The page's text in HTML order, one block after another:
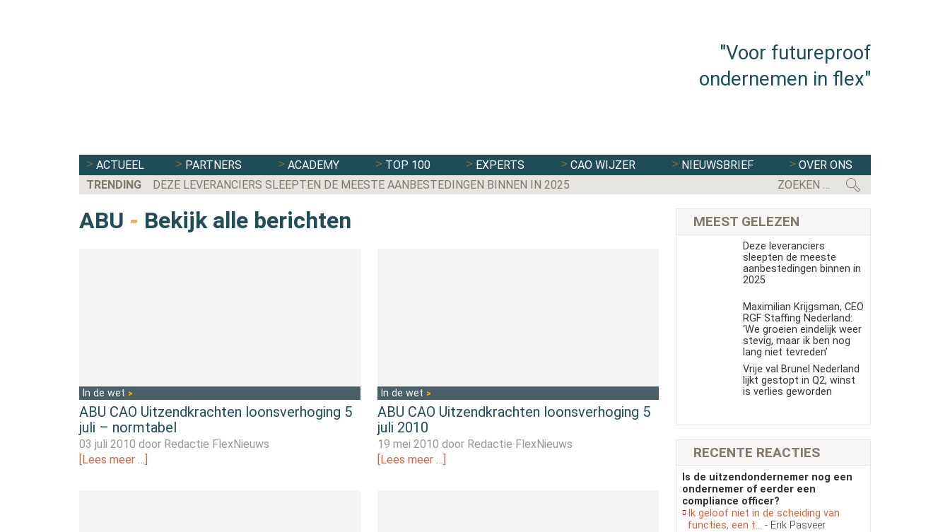
"Voor futureproof
ondernemen in flex"
ACTUEEL PARTNERS ACADEMY TOP 100 EXPERTS CAO WIJZER NIEUWSBRIEF
OVER ONS
TRENDING
DEZE LEVERANCIERS SLEEPTEN DE MEESTE AANBESTEDINGEN BINNEN IN 2025 FLEXBRANCHE WACHT
ABU - Bekijk alle berichten
In de wet
ABU CAO Uitzendkrachten loonsverhoging 5
juli – normtabel
03 juli 2010 door Redactie FlexNieuws
[Lees meer …]
In de wet
ABU CAO Uitzendkrachten loonsverhoging 5
juli 2010
19 mei 2010 door Redactie FlexNieuws
[Lees meer …]
MEEST GELEZEN
Deze leveranciers
sleepten de meeste
aanbestedingen binnen in
2025
Maximilian Krijgsman, CEO
RGF Staffing Nederland:
‘We groeien eindelijk weer
stevig, maar ik ben nog
lang niet tevreden’
Vrije val Brunel Nederland
lijkt gestopt in Q2, winst
is verlies geworden
RECENTE REACTIES
Is de uitzendondernemer nog een
ondernemer of eerder een
compliance officer?
Ik geloof niet in de scheiding van
functies, een t... - Erik Pasveer